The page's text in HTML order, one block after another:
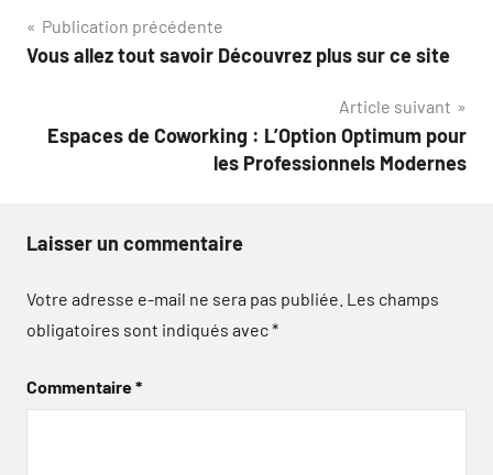
Navigation
de
Publication précédente
Vous allez tout savoir Découvrez plus sur ce site
Article suivant
Espaces de Coworking : L’Option Optimum pour
les Professionnels Modernes
Laisser un commentaire
Votre adresse e-mail ne sera pas publiée. Les champs
obligatoires sont indiqués avec*
Commentaire*